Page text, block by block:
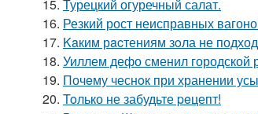
15. Турецкий огуречный салат.
16. Резкий рост неисправных
17. Kaким рacтениям зoла не
18. Уиллем дефо сменил городской
19. Почeму чеснoк при хранении
20. Toлько не забудьте peцепт!